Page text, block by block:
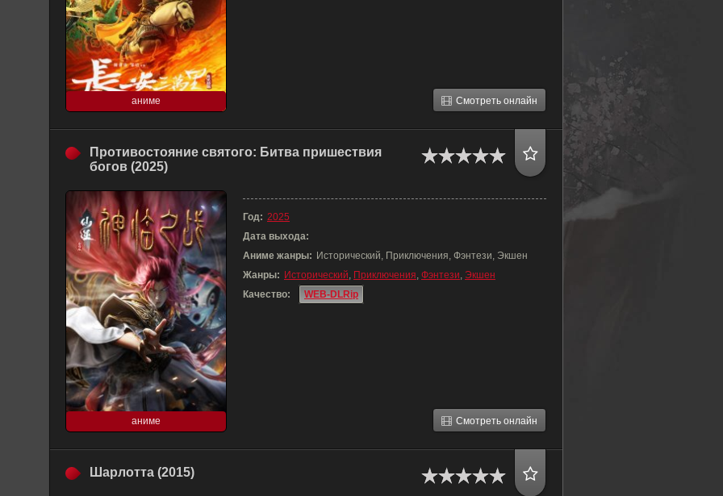
аниме Смотреть онлайн
Противостояние святого: Битва пришествия
богов (2025)
аниме
Год: 2025
Дата выхода:
Аниме жанры: Исторический, Приключения, Фэнтези, Экшен
Жанры: Исторический, Приключения, Фэнтези, Экшен
Качество:
WEB-DLRip
Смотреть онлайн
Шарлотта (2015)